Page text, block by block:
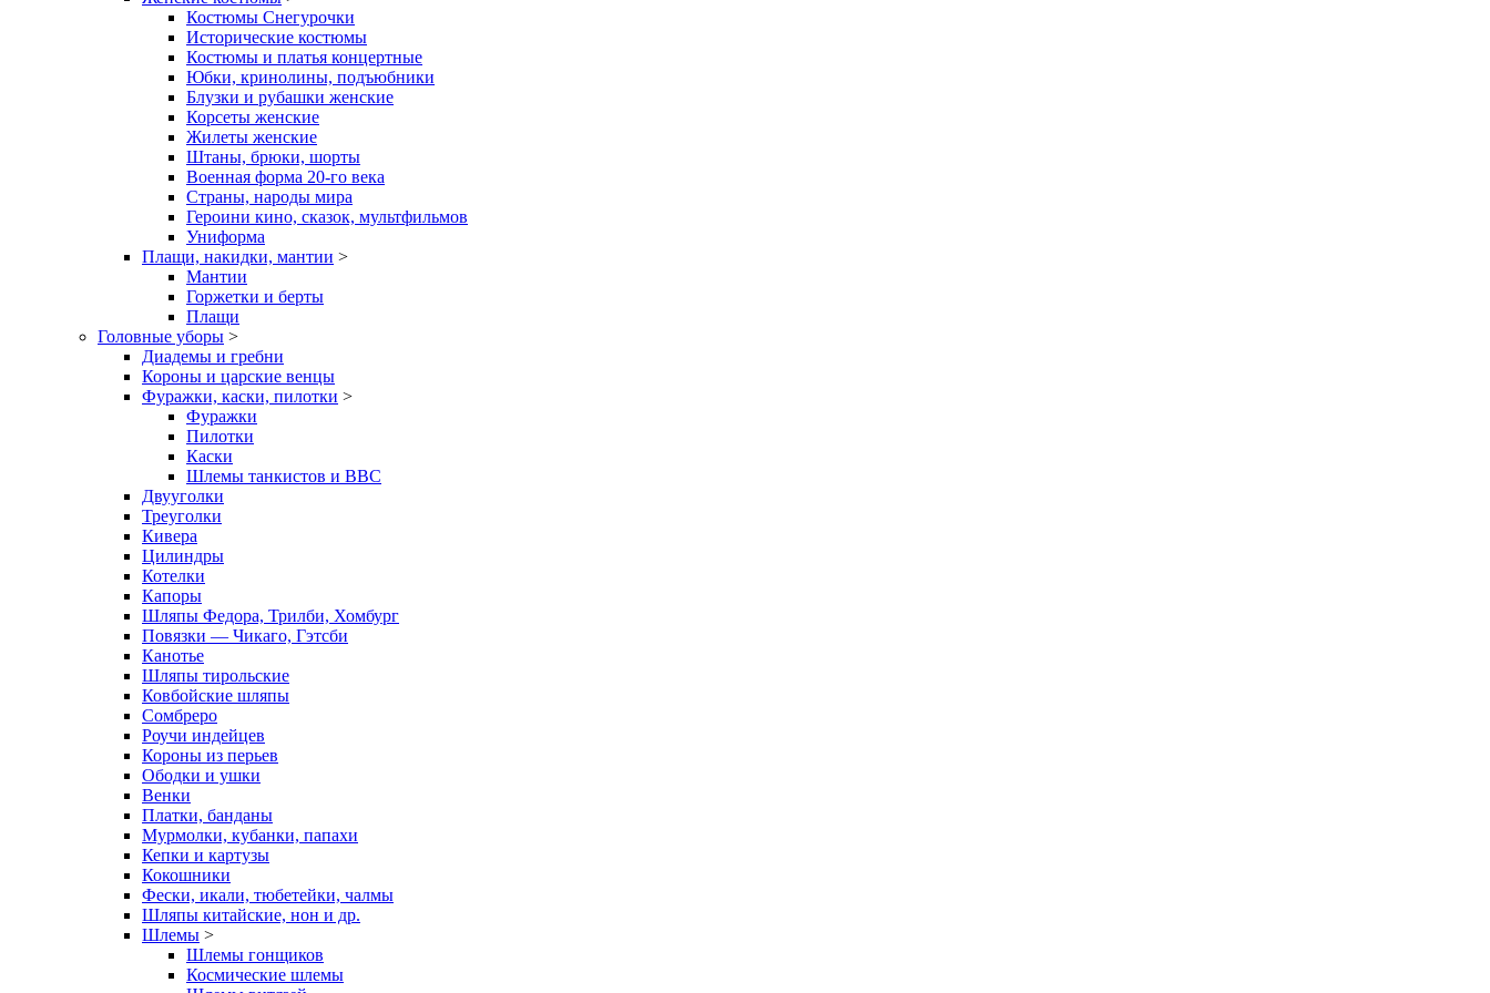
Костюмы Снегурочки
Исторические костюмы
Костюмы и платья концертные
Юбки, кринолины, подъюбники
Блузки и рубашки женские
Корсеты женские
Жилеты женские
Штаны, брюки, шорты
Военная форма 20-го века
Страны, народы мира
Героини кино, сказок, мультфильмов
Униформа
Плащи, накидки, мантии >
Мантии
Горжетки и берты
Плащи
Головные уборы >
Диадемы и гребни
Короны и царские венцы
Фуражки, каски, пилотки >
Фуражки
Пилотки
Каски
Шлемы танкистов и ВВС
Двууголки
Треуголки
Кивера
Цилиндры
Котелки
Капоры
Шляпы Федора, Трилби, Хомбург
Повязки — Чикаго, Гэтсби
Канотье
Шляпы тирольские
Ковбойские шляпы
Сомбреро
Роучи индейцев
Короны из перьев
Ободки и ушки
Венки
Платки, банданы
Мурмолки, кубанки, папахи
Кепки и картузы
Кокошники
Фески, икали, тюбетейки, чалмы
Шляпы китайские, нон и др.
Шлемы >
Шлемы гонщиков
Космические шлемы